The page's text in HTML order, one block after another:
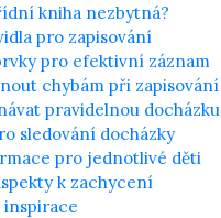
⁢kniha⁤ nezbytná?
⁤pro zapisování
pro efektivní záznam
chybám při⁢ zapisování
pravidelnou ⁣docházku
sledování docházky
pro⁤ jednotlivé děti
k zachycení
inspirace